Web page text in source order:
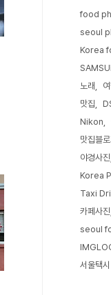
food
seoul
Korea
노래
맛집
Nikon
맛집블로
야경사진
Korea
Taxi
카페사진
seoul
서울택시